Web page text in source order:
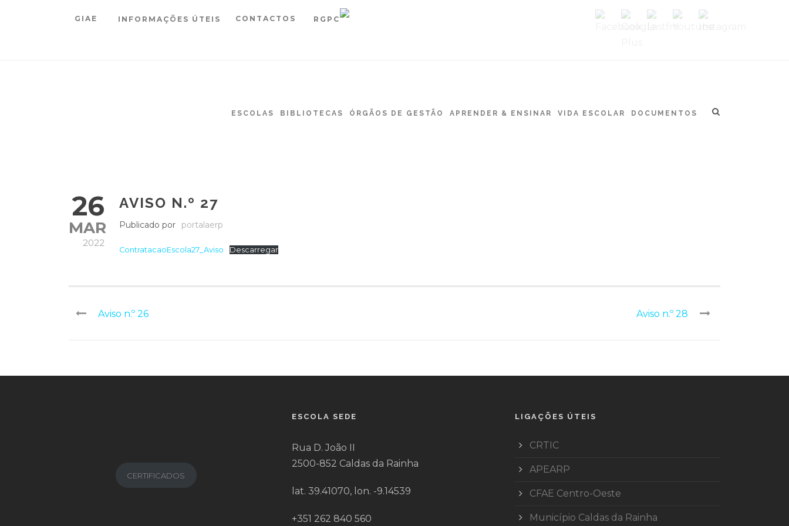
GIAE INFORMAÇÕES ÚTEIS CONTACTOS RGPC
ESCOLAS BIBLIOTECAS ÓRGÃOS DE GESTÃO APRENDER & ENSINAR VIDA ESCOLAR DOCUMENTOS
26
MAR
2022
AVISO N.º 27
Publicado por portalaerp
ContratacaoEscola27_Aviso Descarregar
Aviso n.º 26 Aviso n.º 28
CERTIFICADOS
ESCOLA SEDE
Rua D. João II
2500-852 Caldas da Rainha
lat. 39.41070, lon. -9.14539
+351 262 840 560
LIGAÇÕES ÚTEIS
CRTIC
APEARP
CFAE Centro-Oeste
Município Caldas da Rainha